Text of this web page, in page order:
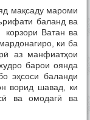
мақсаду мароми
баланд ва
Ватан ва
ки ба
аз манфиатҳои
барои оянда
эҳсоси баланди
ворид шавад, ки
ва омодагӣ ва